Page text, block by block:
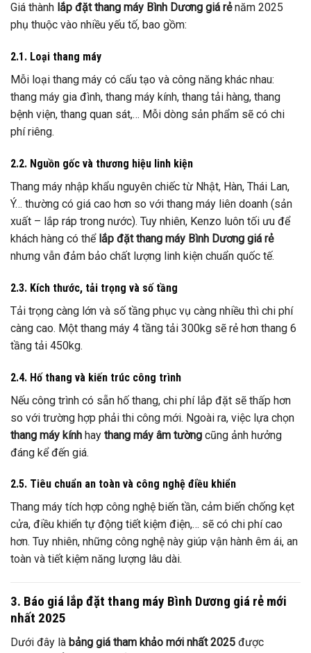
Giá thành lắp đặt thang máy Bình Dương giá rẻnăm 2025
phụ thuộc vào nhiều yếu tố, bao gồm:
2.1. Loại thang máy
Mỗi loại thang máy có cấu tạo và công năng khác nhau:
thang máy gia đình, thang máy kính, thang tải hàng, thang
bệnh viện, thang quan sát,… Mỗi dòng sản phẩm sẽ có chi
phí riêng.
2.2. Nguồn gốc và thương hiệu linh kiện
Thang máy nhập khẩu nguyên chiếc từ Nhật, Hàn, Thái Lan,
Ý… thường có giá cao hơn so với thang máy liên doanh (sản
xuất – lắp ráp trong nước). Tuy nhiên, Kenzo luôn tối ưu để
khách hàng có thể lắp đặt thang máy Bình Dương giá rẻ
nhưng vẫn đảm bảo chất lượng linh kiện chuẩn quốc tế.
2.3. Kích thước, tải trọng và số tầng
Tải trọng càng lớn và số tầng phục vụ càng nhiều thì chi phí
càng cao. Một thang máy 4 tầng tải 300kg sẽ rẻ hơn thang 6
tầng tải 450kg.
2.4. Hố thang và kiến trúc công trình
Nếu công trình có sẵn hố thang, chi phí lắp đặt sẽ thấp hơn
so với trường hợp phải thi công mới. Ngoài ra, việc lựa chọn
thang máy kính hay thang máy âm tường cũng ảnh hưởng
đáng kể đến giá.
2.5. Tiêu chuẩn an toàn và công nghệ điều khiển
Thang máy tích hợp công nghệ biến tần, cảm biến chống kẹt
cửa, điều khiển tự động tiết kiệm điện,… sẽ có chi phí cao
hơn. Tuy nhiên, những công nghệ này giúp vận hành êm ái, an
toàn và tiết kiệm năng lượng lâu dài.
3. Báo giá lắp đặt thang máy Bình Dương giá rẻ mới
nhất 2025
Dưới đây là bảng giá tham khảo mới nhất 2025 được